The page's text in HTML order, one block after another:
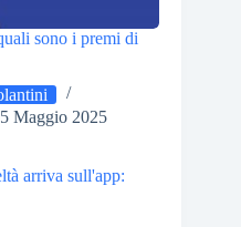
sono i premi di
5 Maggio 2025